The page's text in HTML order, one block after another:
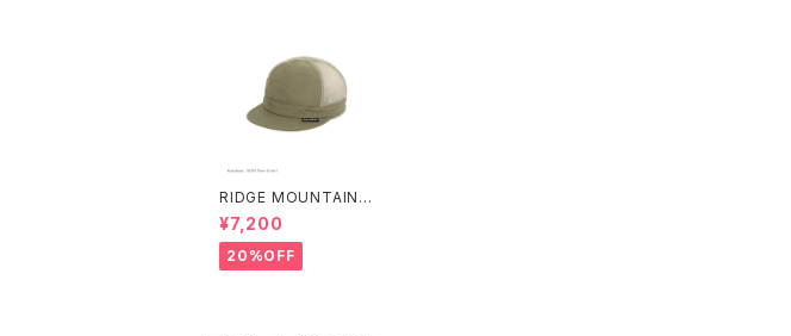
RIDGE MOUNTAIN G
EAR | Mesh Basic C
ap
¥7,200
20%OFF